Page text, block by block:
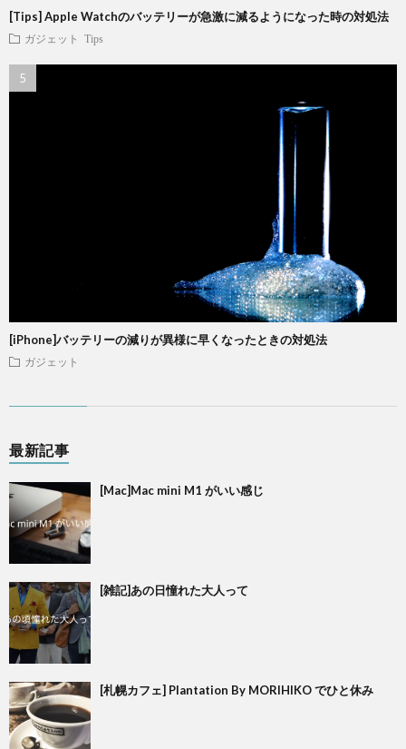
[Tips] Apple Watchのバッテリーが急激に減るようになった時の対処法
ガジェット Tips
[iPhone]バッテリーの減りが異様に早くなったときの対処法
ガジェット
最新記事
[Mac]Mac mini M1 がいい感じ
[雑記]あの日憧れた大人って
[札幌カフェ] Plantation By MORIHIKO でひと休み